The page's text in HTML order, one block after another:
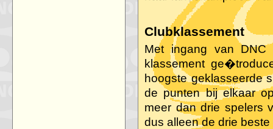
Clubklassement
Met ingang van
klassement
hoogste geklasseerde
de punten bij elkaar
meer dan drie spelers
dus alleen de drie beste